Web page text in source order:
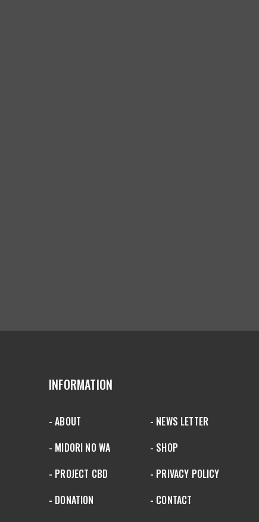
INFORMATION
- ABOUT
- MIDORI NO WA
- PROJECT CBD
- DONATION
- NEWS LETTER
- SHOP
- PRIVACY POLICY
- CONTACT